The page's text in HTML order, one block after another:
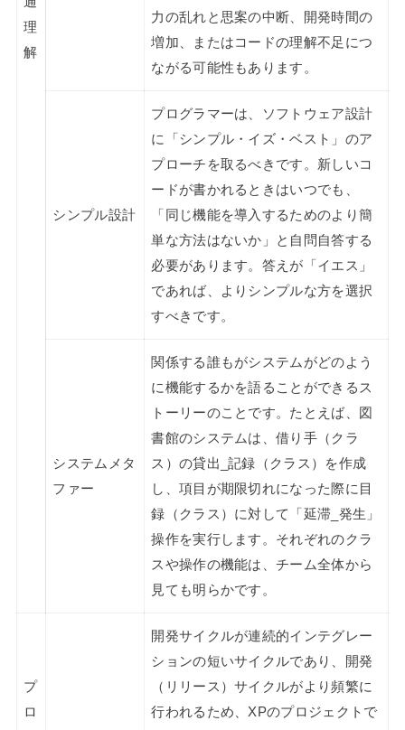
理
解
力の乱れと思案の中断、開発時間の
増加、またはコードの理解不足につ
ながる可能性もあります。
シンプル設計
プログラマーは、ソフトウェア設計
に「シンプル・イズ・ベスト」のア
プローチを取るべきです。新しいコ
ードが書かれるときはいつでも、
「同じ機能を導入するためのより簡
単な方法はないか」と自問自答する
必要があります。答えが「イエス」
であれば、よりシンプルな方を選択
すべきです。
システムメタ
ファー
関係する誰もがシステムがどのよう
に機能するかを語ることができるス
トーリーのことです。たとえば、図
書館のシステムは、借り手（クラ
ス）の貸出_記録（クラス）を作成
し、項目が期限切れになった際に目
録（クラス）に対して「延滞_発生」
操作を実行します。それぞれのクラ
スや操作の機能は、チーム全体から
見ても明らかです。
プ
ロ
開発サイクルが連続的インテグレー
ションの短いサイクルであり、開発
（リリース）サイクルがより頻繁に
行われるため、XPのプロジェクトで